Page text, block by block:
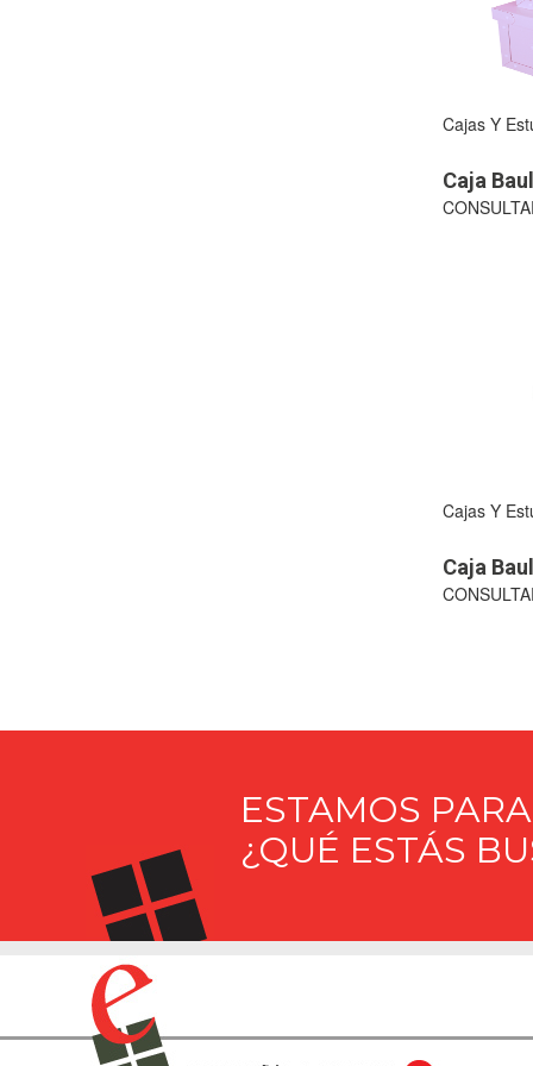
Cajas Y
Caja
Cajas Y
Caja
ESTAMOS
¿QUÉ ESTÁS